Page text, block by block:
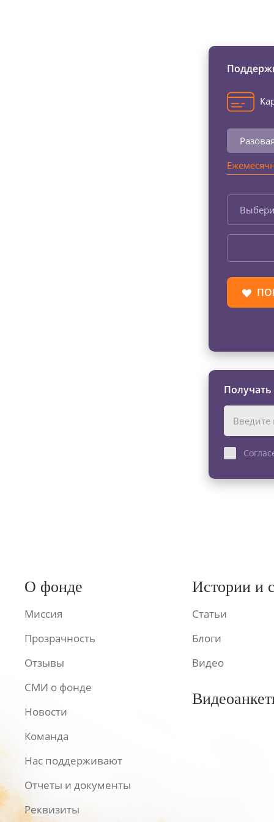
О фонде
Миссия
Прозрачность
Отзывы
СМИ о фонде
Новости
Команда
Нас поддерживают
Отчеты и документы
Реквизиты
Истории и
Статьи
Блоги
Видео